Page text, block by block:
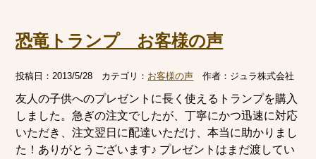
恐竜トランプ お客様の声
投稿日：2013/5/28 カテゴリ： お客様の声 作者： ジュラ株式会社
友人の子供へのプレゼントに長く使えるトランプを購入
しました。急ぎの注文でしたが、丁寧にかつ迅速に対応
いただき、注文翌日に配達いただけ、本当に助かりまし
た！ありがとうございます♪ プレゼントはまだ渡してい